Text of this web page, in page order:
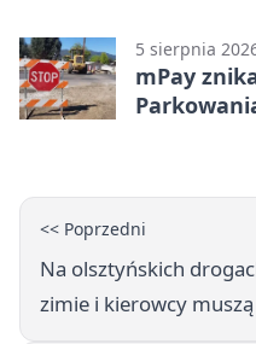
5 sierpnia
mPay
<< Poprzedni
Na olsztyńskich
zimie i kierowcy